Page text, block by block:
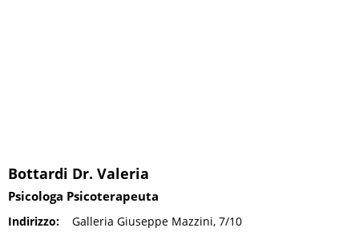
Bottardi Dr. Valeria
Psicologa Psicoterapeuta
Indirizzo:
Galleria Giuseppe Mazzini, 7/10